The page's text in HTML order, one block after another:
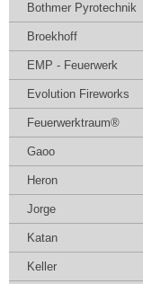
Bothmer Pyrotechnik
Broekhoff
EMP - Feuerwerk
Evolution Fireworks
Feuerwerktraum®
Gaoo
Heron
Jorge
Katan
Keller